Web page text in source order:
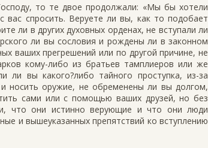
то те двое продолжали: «Мы бы хотели
спросить. Веруете ли вы, как то подобает
ли в других духовных орденах, не вступали ли
ли вы сословия и рождены ли в законном
ваших прегрешений или по другой причине, не
кому-либо из братьев тамплиеров или же
вы какого?либо тайного проступка, из-за
носить оружие, не обременены ли вы долгом,
сами или с помощью ваших друзей, но без
что они истинно верующие и что они люди
и вышеуказанных препятствий ко вступлению